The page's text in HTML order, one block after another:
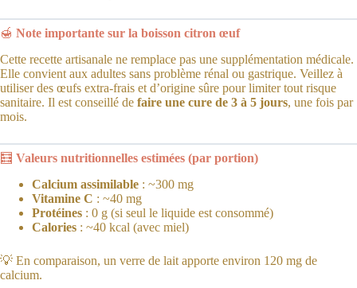
🍯 Note importante sur la boisson citron œuf
Cette recette artisanale ne remplace pas une supplémentation médicale.
Elle convient aux adultes sans problème rénal ou gastrique. Veillez à
utiliser des œufs extra-frais et d’origine sûre pour limiter tout risque
sanitaire. Il est conseillé de faire une cure de 3 à 5 jours, une fois par
mois.
🧮 Valeurs nutritionnelles estimées (par portion)
Calcium assimilable : ~300 mg
Vitamine C : ~40 mg
Protéines : 0 g (si seul le liquide est consommé)
Calories : ~40 kcal (avec miel)
💡 En comparaison, un verre de lait apporte environ 120 mg de
calcium.